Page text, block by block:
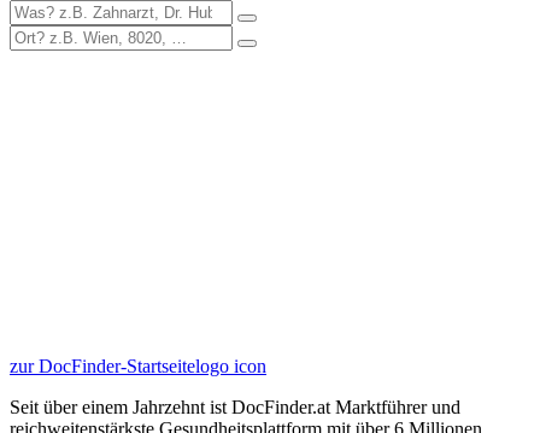
zur DocFinder-Startseitelogo icon
Seit über einem Jahrzehnt ist DocFinder.at Marktführer und
reichweitenstärkste Gesundheitsplattform mit über 6 Millionen